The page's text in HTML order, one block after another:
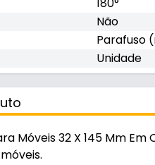
Não
Parafuso
Unidade
Móveis 32 X 145 Mm